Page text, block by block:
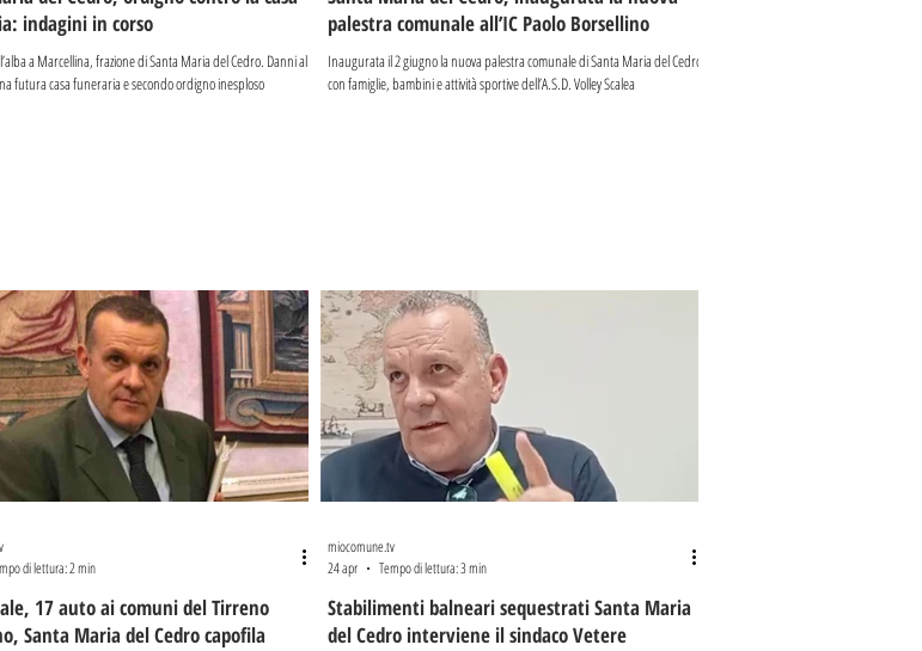
indagini in corso
a Marcellina, frazione di Santa Maria del Cedro. Danni al
futura casa funeraria e secondo ordigno inesploso
palestra comunale all’IC Paolo Borsellino
Inaugurata il 2 giugno la nuova palestra comunale di Santa Maria del Cedro,
con famiglie, bambini e attività sportive dell’A.S.D. Volley Scalea
17 auto ai comuni del Tirreno
Santa Maria del Cedro capofila
di lettura: 2 min
Stabilimenti balneari sequestrati Santa Maria
del Cedro interviene il sindaco Vetere
miocomune.tv
24 apr
Tempo di lettura: 3 min